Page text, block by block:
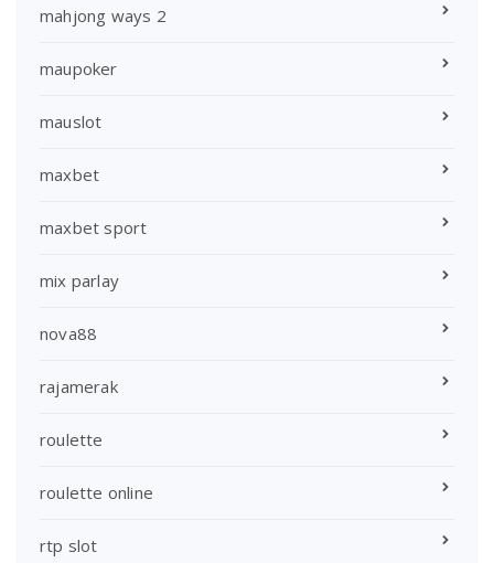
mahjong ways 2
maupoker
mauslot
maxbet
maxbet sport
mix parlay
nova88
rajamerak
roulette
roulette online
rtp slot